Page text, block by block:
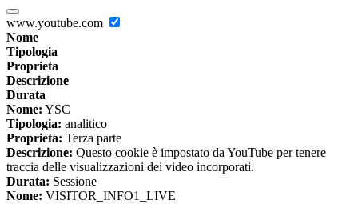
www.youtube.com
Nome
Tipologia
Proprieta
Descrizione
Durata
Nome: YSC
Tipologia: analitico
Proprieta: Terza parte
Descrizione: Questo cookie è impostato da YouTube per tenere
traccia delle visualizzazioni dei video incorporati.
Durata: Sessione
Nome: VISITOR_INFO1_LIVE